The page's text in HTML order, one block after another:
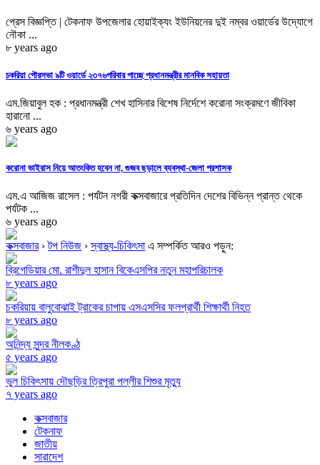
প্রেস বিজ্ঞপ্তি | টেকনাফ উপজেলার হোয়াইক্যং ইউনিয়নের দুই নম্বর ওয়ার্ডের উদ্যোগে
নৌকা ...
৮ years ago
চকরিয়া পৌরসভা ৯টি ওয়ার্ডে ২৩৭৬পরিবার পাচ্ছে প্রধানমন্ত্রীর মানবিক সহায়তা
এম.জিয়াবুল হক : প্রধানমন্ত্রী শেখ হাসিনার বিশেষ নির্দেশে করোনা সংক্রমণে জীবিকা
হারানো ...
৬ years ago
করোনা ভাইরাস নিয়ে আতংকিত হবেন না, গুজব ছড়ালে ব্যবস্থা-জেলা প্রশাসক
এম.এ আজিজ রাসেল : পর্যটন নগরী কক্সবাজারে প্রতিদিন দেশের বিভিন্ন প্রান্ত থেকে
পর্যটক ...
৬ years ago
কক্সবাজার›টপ নিউজ ›স্বাস্থ্য-চিকিৎসা এ সম্পর্কিত আরও পড়ুন:
ব্রিগেডিয়ার মো. রাশীদুল হাসান বিকেএসপির নতুন মহাপরিচালক
৮ years ago
চকরিয়ায় বালুবোঝাই ট্রাকের চাপায় এসএসসির ফলপ্রার্থী শিক্ষার্থী নিহত
৮ years ago
অনিন্দ্য সুন্দর নীলকণ্ঠ
৫ years ago
ভুল চিকিৎসায় দৌছড়ির ত্রিপুরা পল্লীর শিশুর মৃত্যু
৭ years ago
কক্সবাজার
টেকনাফ
জাতীয়
সারাদেশ